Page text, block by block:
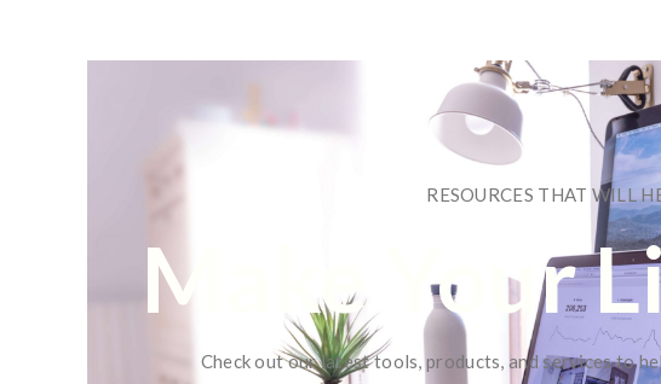
RESOURCES THAT WILL
Make Your
Check out our latest tools, products, and services to